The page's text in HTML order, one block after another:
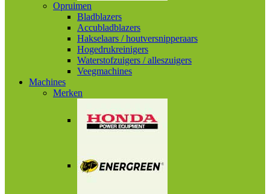
Opruimen
Bladblazers
Accubladblazers
Hakselaars / houtversnipperaars
Hogedrukreinigers
Waterstofzuigers / alleszuigers
Veegmachines
Machines
Merken